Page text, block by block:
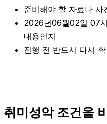
준비해야 할 자료나 사
2026년06월02일 07
내용인지
진행 전 반드시 다시
취미성악 조건을